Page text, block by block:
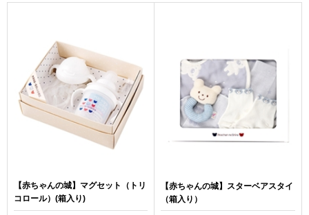
【赤ちゃんの城】マグセット（トリ
コロール）(箱入り)
【赤ちゃんの城】スターベアスタイ
（箱入り）